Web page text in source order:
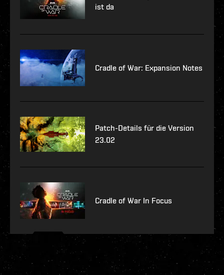
ist da
Cradle of War: Expansion Notes
Patch-Details für die Version
23.02
Cradle of War In Focus